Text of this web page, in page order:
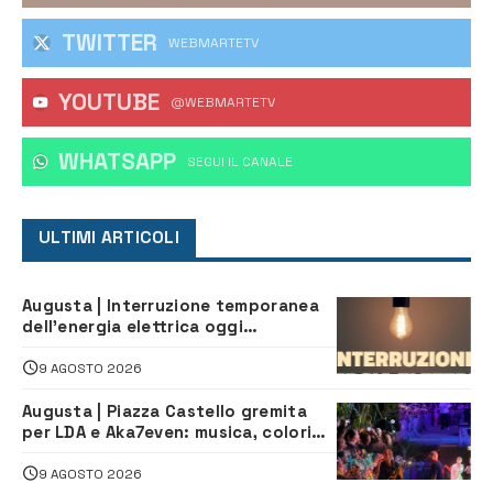
TWITTER WEBMARTETV
YOUTUBE @WEBMARTETV
WHATSAPP ‎SEGUI IL CANALE
ULTIMI ARTICOLI
Augusta | Interruzione temporanea
dell’energia elettrica oggi
lavori
9 AGOSTO 2026
Augusta | Piazza Castello gremita
per LDA e Aka7even: musica, colori
9 AGOSTO 2026